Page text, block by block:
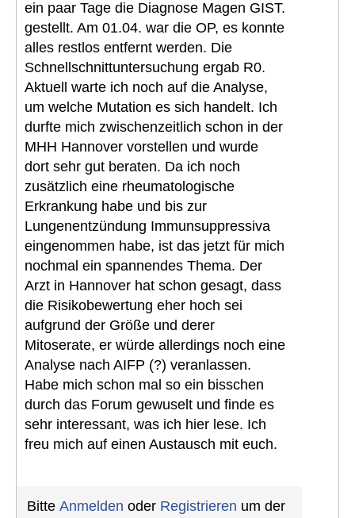
ein paar Tage die Diagnose Magen GIST.
gestellt. Am 01.04. war die OP, es konnte
alles restlos entfernt werden. Die
Schnellschnittuntersuchung ergab R0.
Aktuell warte ich noch auf die Analyse,
um welche Mutation es sich handelt. Ich
durfte mich zwischenzeitlich schon in der
MHH Hannover vorstellen und wurde
dort sehr gut beraten. Da ich noch
zusätzlich eine rheumatologische
Erkrankung habe und bis zur
Lungenentzündung Immunsuppressiva
eingenommen habe, ist das jetzt für mich
nochmal ein spannendes Thema. Der
Arzt in Hannover hat schon gesagt, dass
die Risikobewertung eher hoch sei
aufgrund der Größe und derer
Mitoserate, er würde allerdings noch eine
Analyse nach AIFP (?) veranlassen.
Habe mich schon mal so ein bisschen
durch das Forum gewuselt und finde es
sehr interessant, was ich hier lese. Ich
freu mich auf einen Austausch mit euch.
Bitte Anmelden oder Registrieren um der